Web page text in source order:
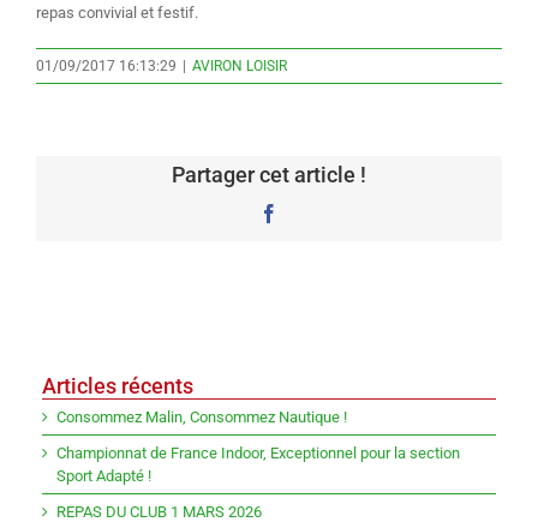
repas convivial et festif.
01/09/2017 16:13:29 | AVIRON LOISIR
Partager cet article !
Articles récents
Consommez Malin, Consommez Nautique !
Championnat de France Indoor, Exceptionnel pour la section
Sport Adapté !
REPAS DU CLUB 1 MARS 2026